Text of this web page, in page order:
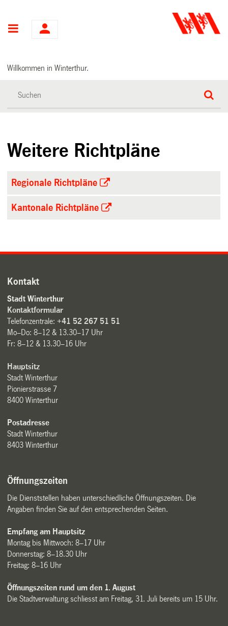
Hauptnavigation
Willkommen in Winterthur.
Weitere Richtpläne
Regionale Richtpläne
Kantonale Richtpläne
Kontakt
Stadt Winterthur
Kontaktformular
Telefonzentrale:+41 52 267 51 51
Mo–Do: 8–12 & 13.30–17 Uhr
Fr: 8–12 & 13.30–16 Uhr
Hauptsitz
Stadt Winterthur
Pionierstrasse 7
8400 Winterthur
Postadresse
Stadt Winterthur
8403 Winterthur
Öffnungszeiten
Die Dienststellen haben unterschiedliche Öffnungszeiten. Die
Angaben finden Sie auf den entsprechenden Seiten.
Empfang am Hauptsitz
Montag bis Mittwoch: 8–17 Uhr
Donnerstag: 8–18.30 Uhr
Freitag: 8–16 Uhr
Öffnungszeiten rund um den 1. August
Die Stadtverwaltung schliesst am Freitag, 31. Juli bereits um 15 Uhr.